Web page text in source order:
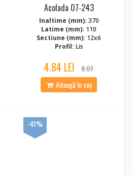
Acolada 07‑243
Inaltime (mm): 370
Latime (mm): 110
Sectiune (mm): 12x6
Profil: Lis
4.84 LEI 8.07
Adaugă în coș
-41%